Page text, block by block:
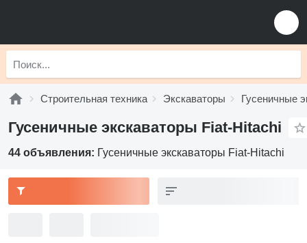
Строительная техника Экскаваторы Гусеничные
Гусеничные экскаваторы Fiat-Hitachi
44 объявления: Гусеничные экскаваторы Fiat-Hitachi